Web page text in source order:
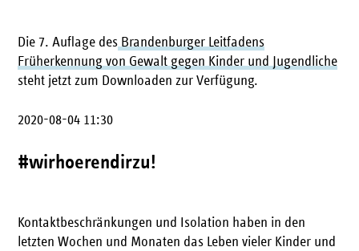
Die 7. Auflage des Brandenburger Leitfadens
Früherkennung von Gewalt gegen Kinder und Jugendliche
steht jetzt zum Downloaden zur Verfügung.
2020-08-04 11:30
#wirhoerendirzu!
Kontaktbeschränkungen und Isolation haben in den
letzten Wochen und Monaten das Leben vieler Kinder und